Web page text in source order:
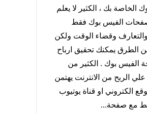
الخاصة بك ، الكثير لا يعلم
الفيس بوك فقط
والتعارف وقضاء الوقت ولكن
الطرق يمكنك تحقيق ارباح
الفيس بوك . الكثير من
علي الربح من الانترنت يهتمن
الكتروني او قناة يوتيوب
مع صفحة…